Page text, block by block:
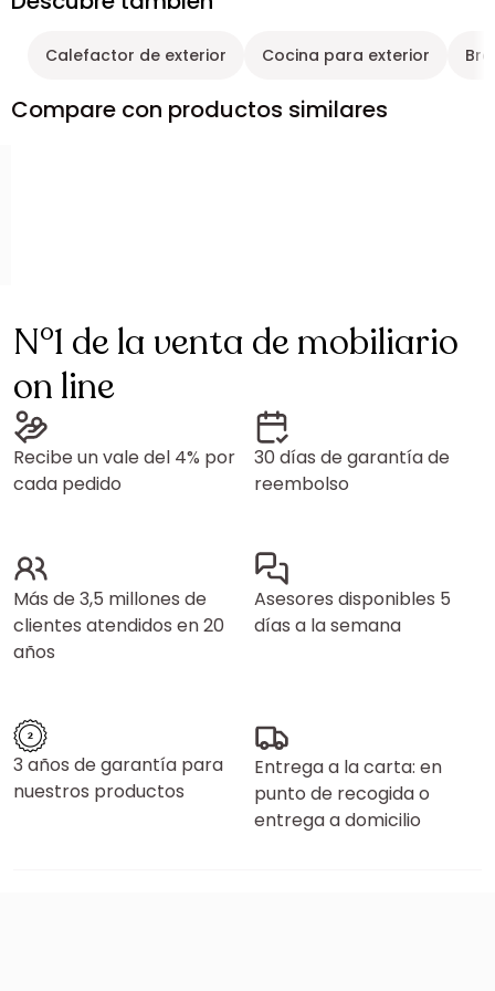
Calefactor de exterior Cocina para exterior
Compare con productos similares
N°1 de la venta de mobiliario
on line
Recibe un vale del 4% por
cada pedido
30 días de garantía de
reembolso
Más de 3,5 millones de
clientes atendidos en 20
años
Asesores disponibles 5
días a la semana
3 años de garantía para
nuestros productos
Entrega a la carta: en
punto de recogida o
entrega a domicilio